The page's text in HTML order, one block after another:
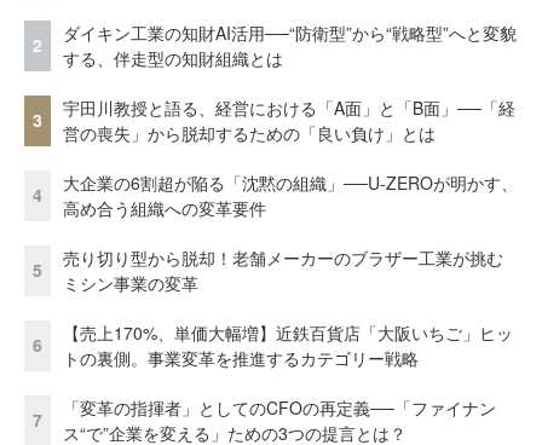
2
ダイキン工業の知財AI活用──“防衛型”から“戦略型”へと変貌
する、伴走型の知財組織とは
3
宇田川教授と語る、経営における「A面」と「B面」──「経
営の喪失」から脱却するための「良い負け」とは
4
大企業の6割超が陥る「沈黙の組織」──U-ZEROが明かす、
高め合う組織への変革要件
5
売り切り型から脱却！老舗メーカーのブラザー工業が挑む
ミシン事業の変革
6
【売上170%、単価大幅増】近鉄百貨店「大阪いちご」ヒッ
トの裏側。事業変革を推進するカテゴリー戦略
7
「変革の指揮者」としてのCFOの再定義──「ファイナン
ス“で”企業を変える」ための3つの提言とは？